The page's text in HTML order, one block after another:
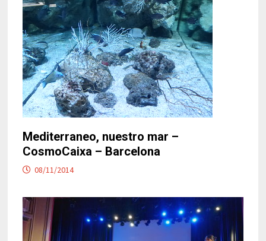
Mediterraneo, nuestro mar –
CosmoCaixa – Barcelona
08/11/2014